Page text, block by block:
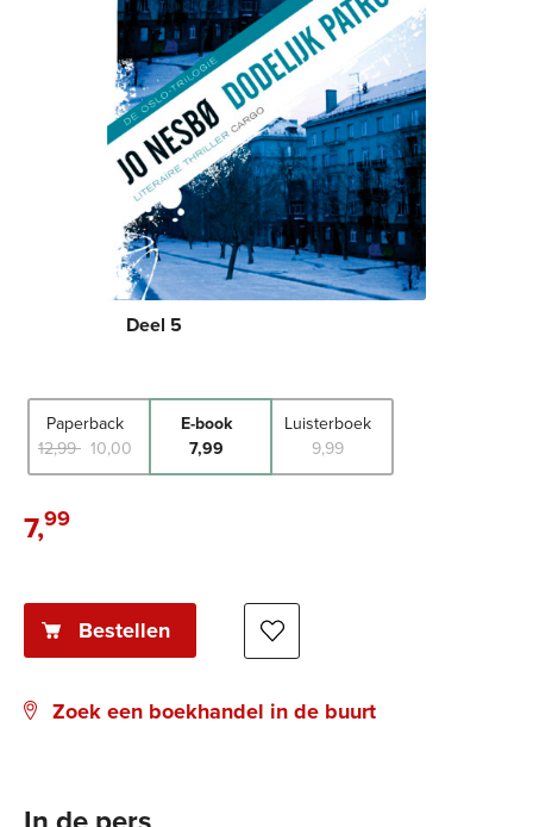
Paperback
12,99 10,00
E-book
7,99
Luisterboek
9,99
E-
7,99
Bestellen
Zoek een boekhandel in de buurt
Deel 5